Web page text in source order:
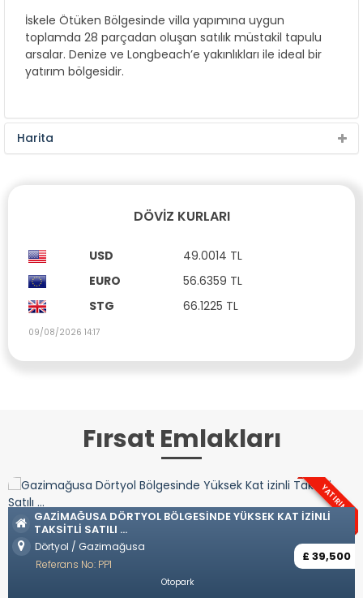
İskele Ötüken Bölgesinde villa yapımına uygun
toplamda 28 parçadan oluşan satılık müstakil tapulu
arsalar. Denize ve Longbeach’e yakınlıkları ile ideal bir
yatırım bölgesidir.
Harita
DÖVIZ KURLARI
USD
49.0014 TL
EURO
56.6359 TL
STG
66.1225 TL
09/08/2026 14:17
Fırsat Emlakları
YATIRIM
DÖRTYOL BÖLGESINDE YÜKSEK KAT IZINLI
...
Referans